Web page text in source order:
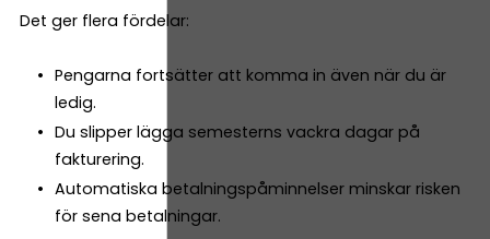
Det ger flera fördelar:
Pengarna fortsätter att komma in även när du är
ledig.
Du slipper lägga semesterns vackra dagar på
fakturering.
Automatiska betalningspåminnelser minskar risken
för sena betalningar.